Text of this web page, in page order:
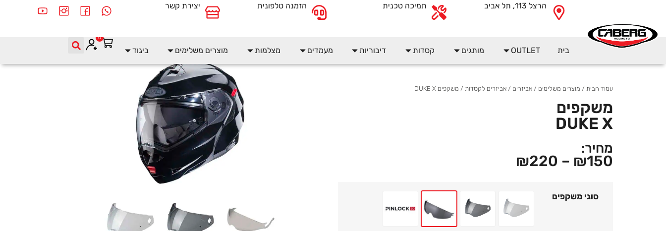
הרצל 113, תל אביב תמיכה טכנית הזמנה טלפונית יצירת קשר
בית OUTLET מותגים קסדות דיבוריות מעמדים מצלמות מוצרים משלימים ביגוד
0
עמוד הבית / מוצרים משלימים / אביזרים / אביזרים לקסדות / משקפים DUKE X
משקפים
DUKE X
מחיר:
₪150
–
₪220
סוגי משקפים
DUKE X - TRANSPARENT ANTI-SCRATCH VISOR PINLOCK READY HOMOLOGATED
DUKE X - VERY DARK 20/2%5 ANTI-SCRATCH VISOR PINLOCK READY NOT HOMOLOGATED
DUKE X - ANTI-SCRATCH SUN VISOR